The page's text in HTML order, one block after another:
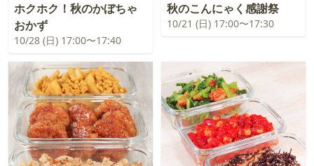
ホクホク！秋のかぼちゃ
おかず
10/28 (日) 17:00〜17:40
秋のこんにゃく感謝祭
10/21 (日) 17:00〜17:30